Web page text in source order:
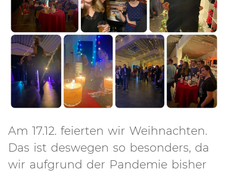
Am 17.12. feierten wir Weihnachten.
Das ist deswegen so besonders, da
wir aufgrund der Pandemie bisher